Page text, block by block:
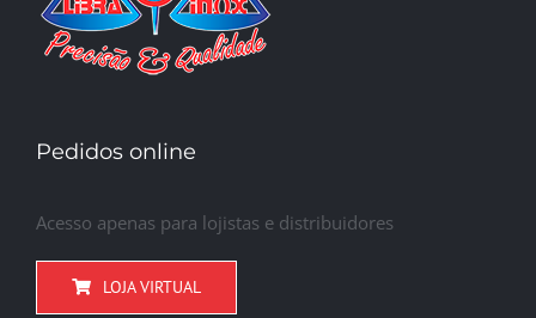
Pedidos online
Acesso apenas para lojistas e distribuidores
LOJA VIRTUAL